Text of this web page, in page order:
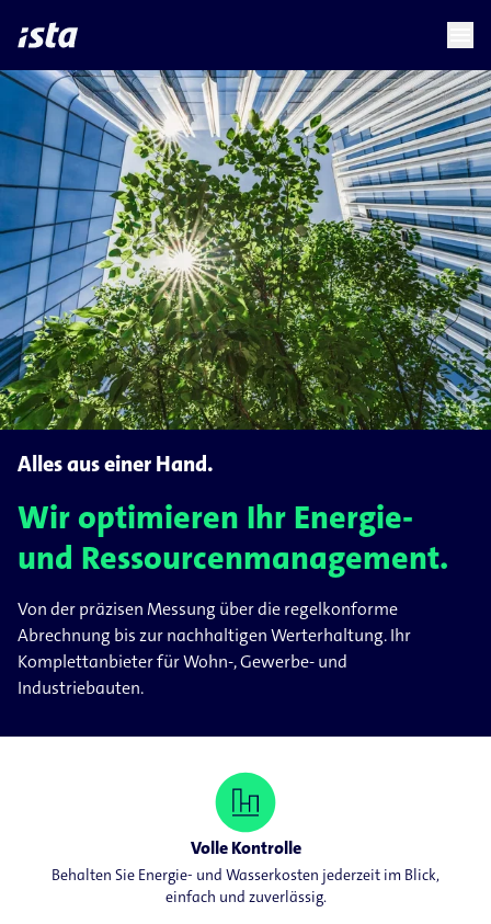
languagechevron_right
Alles aus einer Hand.
Wir optimieren Ihr Energie-
und Ressourcenmanagement.
Von der präzisen Messung über die regelkonforme
Abrechnung bis zur nachhaltigen Werterhaltung. Ihr
Komplettanbieter für Wohn-, Gewerbe- und
Industriebauten.
Volle Kontrolle
Behalten Sie Energie- und Wasserkosten jederzeit im Blick,
einfach und zuverlässig.